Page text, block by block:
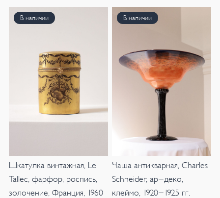
В наличии
Шкатулка винтажная, Le
Tallec, фарфор, роспись,
золочение, Франция, 1960
В наличии
Чаша антикварная, Charles
Schneider, ар-деко,
клеймо, 1920-1925 гг.